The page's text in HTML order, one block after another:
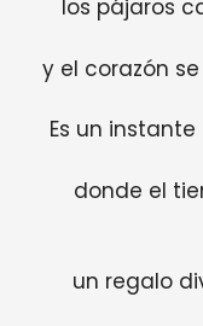
los pájaros
y el corazón
Es un
donde el
un regalo